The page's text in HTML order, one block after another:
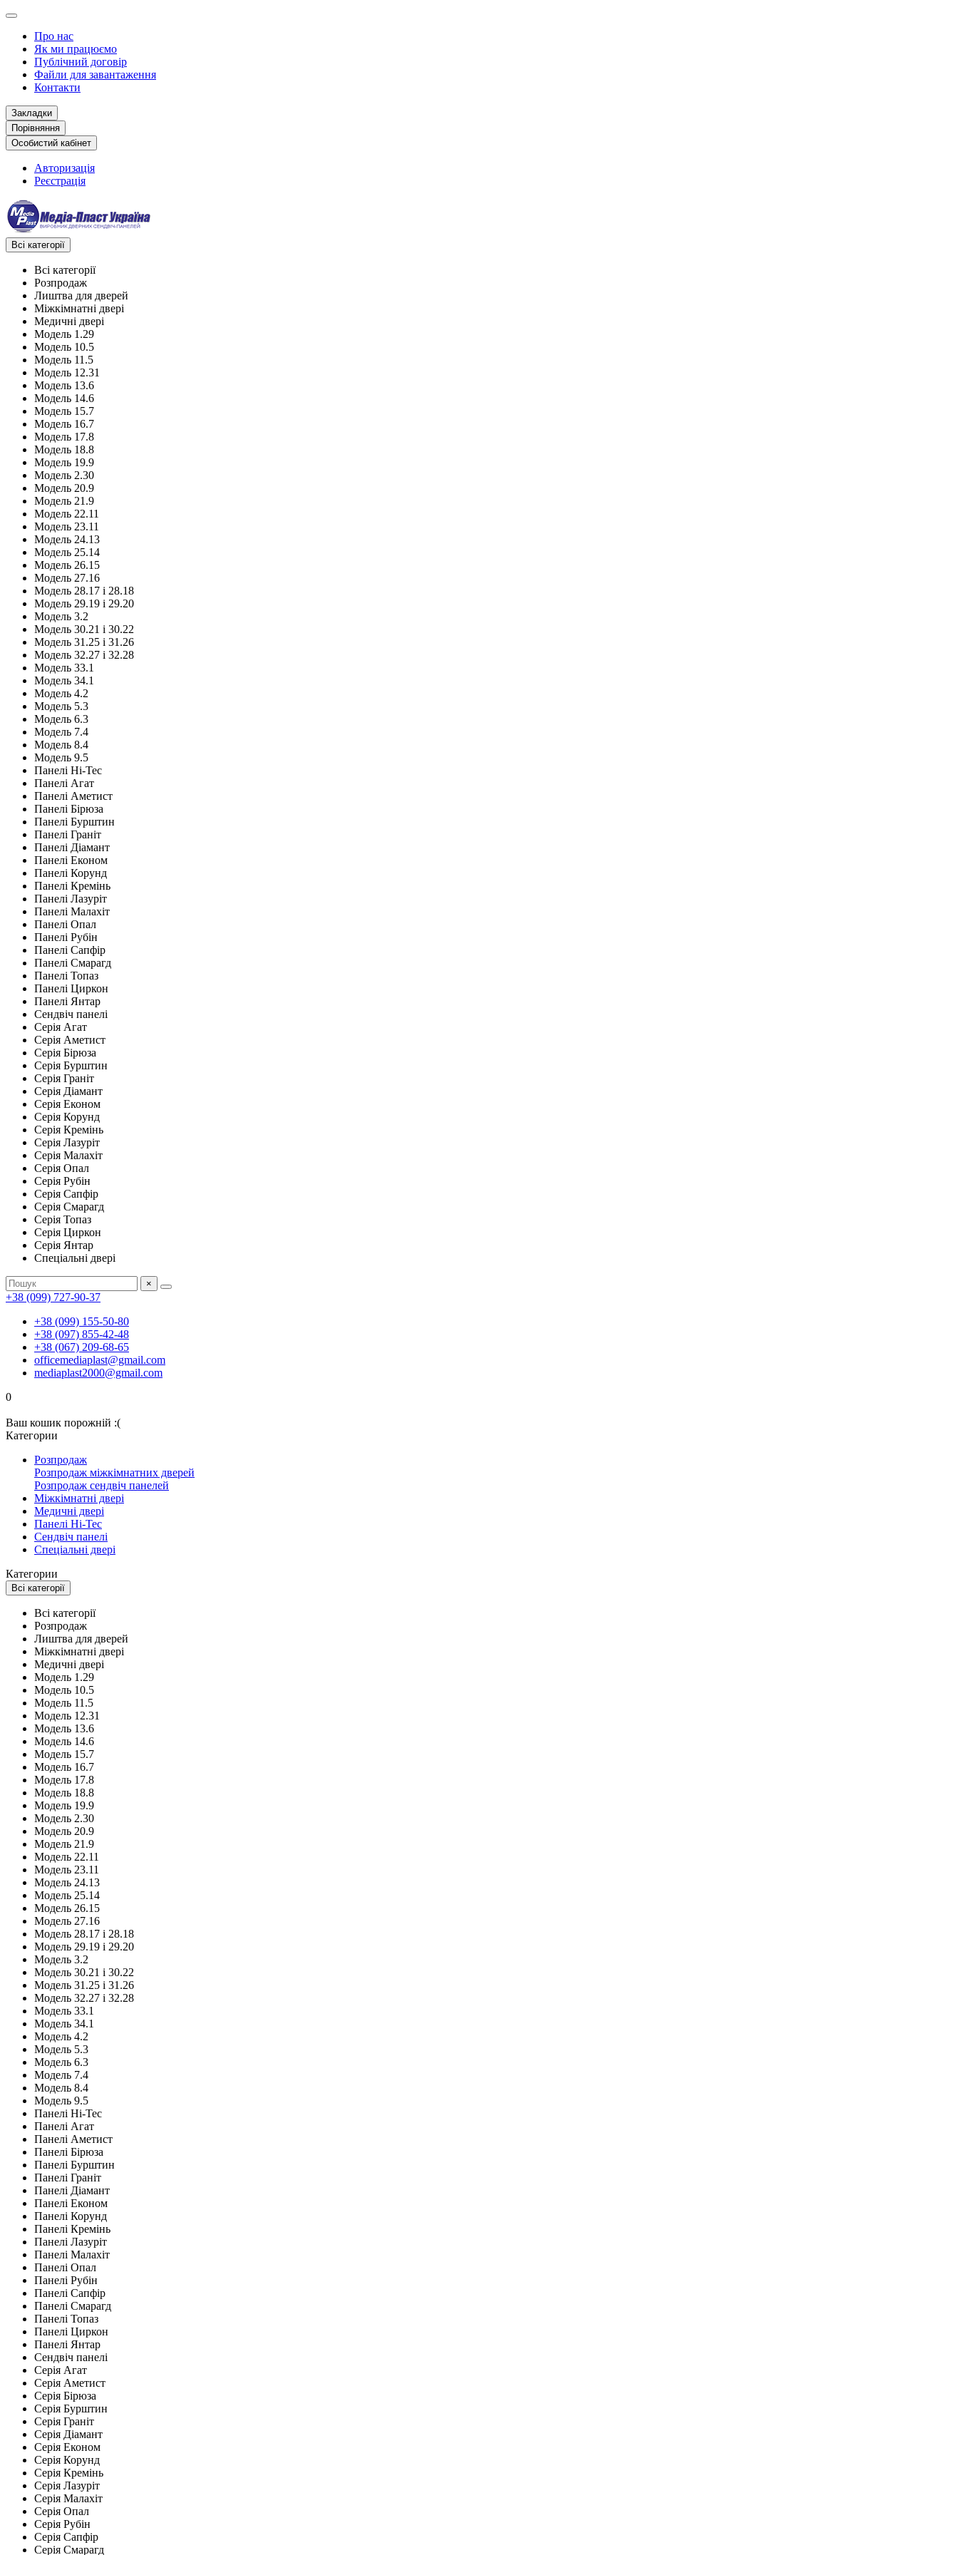
Про нас
Як ми працюємо
Публічний договір
Файли для завантаження
Контакти
Закладки
Порівняння
Особистий кабінет
Авторизація
Реєстрація
Всі категорії
Всі категорії
Розпродаж
Лиштва для дверей
Міжкімнатні двері
Медичні двері
Модель 1.29
Модель 10.5
Модель 11.5
Модель 12.31
Модель 13.6
Модель 14.6
Модель 15.7
Модель 16.7
Модель 17.8
Модель 18.8
Модель 19.9
Модель 2.30
Модель 20.9
Модель 21.9
Модель 22.11
Модель 23.11
Модель 24.13
Модель 25.14
Модель 26.15
Модель 27.16
Модель 28.17 і 28.18
Модель 29.19 і 29.20
Модель 3.2
Модель 30.21 і 30.22
Модель 31.25 і 31.26
Модель 32.27 і 32.28
Модель 33.1
Модель 34.1
Модель 4.2
Модель 5.3
Модель 6.3
Модель 7.4
Модель 8.4
Модель 9.5
Панелі Hi-Tec
Панелі Агат
Панелі Аметист
Панелі Бірюза
Панелі Бурштин
Панелі Граніт
Панелі Діамант
Панелі Економ
Панелі Корунд
Панелі Кремінь
Панелі Лазуріт
Панелі Малахіт
Панелі Опал
Панелі Рубін
Панелі Сапфір
Панелі Смарагд
Панелі Топаз
Панелі Циркон
Панелі Янтар
Сендвіч панелі
Серія Агат
Серія Аметист
Серія Бірюза
Серія Бурштин
Серія Граніт
Серія Діамант
Серія Економ
Серія Корунд
Серія Кремінь
Серія Лазуріт
Серія Малахіт
Серія Опал
Серія Рубін
Серія Сапфір
Серія Смарагд
Серія Топаз
Серія Циркон
Серія Янтар
Спеціальні двері
×
+38 (099) 727-90-37
+38 (099) 155-50-80
+38 (097) 855-42-48
+38 (067) 209-68-65
officemediaplast@gmail.com
mediaplast2000@gmail.com
0
Ваш кошик порожній :(
Категории
Розпродаж
Розпродаж міжкімнатних дверей
Розпродаж сендвіч панелей
Міжкімнатні двері
Медичні двері
Панелі Hi-Tec
Сендвіч панелі
Спеціальні двері
Категории
Всі категорії
Всі категорії
Розпродаж
Лиштва для дверей
Міжкімнатні двері
Медичні двері
Модель 1.29
Модель 10.5
Модель 11.5
Модель 12.31
Модель 13.6
Модель 14.6
Модель 15.7
Модель 16.7
Модель 17.8
Модель 18.8
Модель 19.9
Модель 2.30
Модель 20.9
Модель 21.9
Модель 22.11
Модель 23.11
Модель 24.13
Модель 25.14
Модель 26.15
Модель 27.16
Модель 28.17 і 28.18
Модель 29.19 і 29.20
Модель 3.2
Модель 30.21 і 30.22
Модель 31.25 і 31.26
Модель 32.27 і 32.28
Модель 33.1
Модель 34.1
Модель 4.2
Модель 5.3
Модель 6.3
Модель 7.4
Модель 8.4
Модель 9.5
Панелі Hi-Tec
Панелі Агат
Панелі Аметист
Панелі Бірюза
Панелі Бурштин
Панелі Граніт
Панелі Діамант
Панелі Економ
Панелі Корунд
Панелі Кремінь
Панелі Лазуріт
Панелі Малахіт
Панелі Опал
Панелі Рубін
Панелі Сапфір
Панелі Смарагд
Панелі Топаз
Панелі Циркон
Панелі Янтар
Сендвіч панелі
Серія Агат
Серія Аметист
Серія Бірюза
Серія Бурштин
Серія Граніт
Серія Діамант
Серія Економ
Серія Корунд
Серія Кремінь
Серія Лазуріт
Серія Малахіт
Серія Опал
Серія Рубін
Серія Сапфір
Серія Смарагд